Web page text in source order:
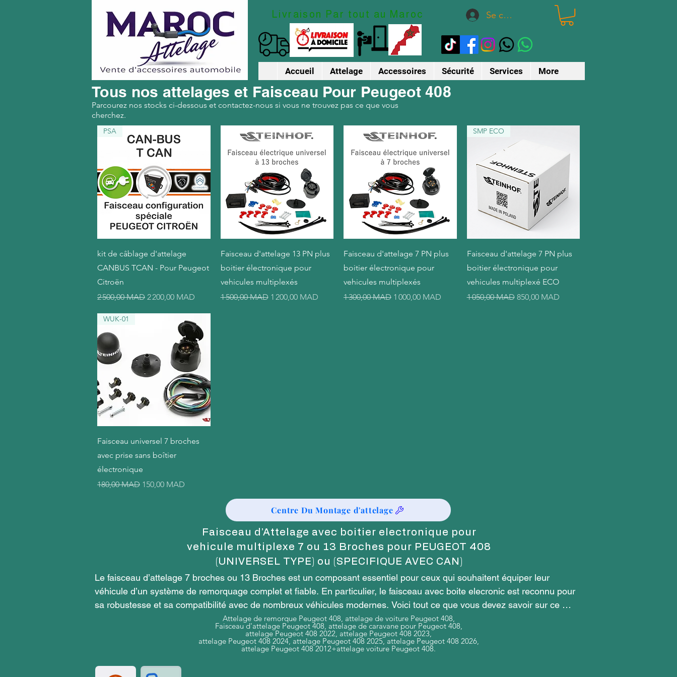
Livraison Par tout au Maroc Se connecter
Accueil Attelage Accessoires Sécurité Services More
Tous nos attelages et Faisceau Pour Peugeot 408
Parcourez nos stocks ci-dessous et contactez-nous si vous ne trouvez pas ce que vous
cherchez.
Aperçu rapide
PSA
kit de câblage d'attelage
CANBUS TCAN - Pour Peugeot
Citroën
Prix original
2 500,00 MAD Prix promotionnel
2 200,00 MAD
Aperçu rapide
Faisceau d'attelage 13 PN plus
boitier électronique pour
vehicules multiplexés
Prix original
1 500,00 MAD Prix promotionnel
1 200,00 MAD
Aperçu rapide
Faisceau d'attelage 7 PN plus
boitier électronique pour
vehicules multiplexés
Prix original
1 300,00 MAD Prix promotionnel
1 000,00 MAD
Aperçu rapide
SMP ECO
Faisceau d'attelage 7 PN plus
boitier électronique pour
vehicules multiplexé ECO
Prix original
1 050,00 MAD Prix promotionnel
850,00 MAD
Aperçu rapide
WUK-01
Faisceau universel 7 broches
avec prise sans boîtier
électronique
Prix original
180,00 MAD Prix promotionnel
150,00 MAD
Centre Du Montage d'attelage
Faisceau d’Attelage avec boitier electronique pour
vehicule multiplexe 7 ou 13 Broches pour PEUGEOT 408
(UNIVERSEL TYPE) ou (SPECIFIQUE AVEC CAN)
Le faisceau d’attelage 7 broches ou 13 Broches est un composant essentiel pour ceux qui souhaitent équiper leur
véhicule d’un système de remorquage complet et fiable. En particulier, le faisceau avec boite elecronic est reconnu pour
sa robustesse et sa compatibilité avec de nombreux véhicules modernes. Voici tout ce que vous devez savoir sur ce
Qu’est-ce qu’un faisceau d’attelage 7 broches ?
remorque ou au caravane. Il permet d’assurer la transmission de l’éclairage, des indicateurs de direction, du freinage et
Attelage de remorque Peugeot 408, attelage de voiture Peugeot 408,
Faisceau d'attelage Peugeot 408, attelage de caravane pour Peugeot 408,
attelage Peugeot 408 2022, attelage Peugeot 408 2023,
attelage Peugeot 408 2024, attelage Peugeot 408 2025, attelage Peugeot 408 2026,
attelage Peugeot 408 2012+attelage voiture Peugeot 408.